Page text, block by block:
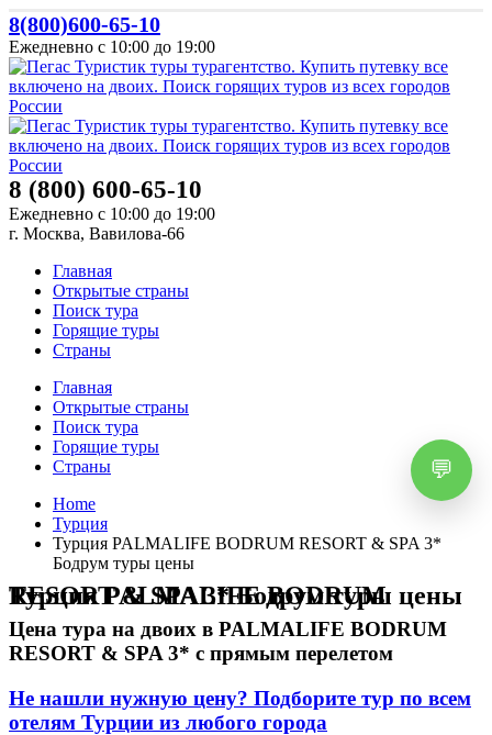
8(800)600-65-10
Ежедневно с 10:00 до 19:00
8 (800) 600-65-10
Ежедневно с 10:00 до 19:00
г. Москва, Вавилова-66
Главная
Открытые страны
Поиск тура
Горящие туры
Страны
Главная
Открытые страны
Поиск тура
Горящие туры
Страны
Home
Турция
Турция PALMALIFE BODRUM RESORT & SPA 3*
Бодрум туры цены
Турция PALMALIFE BODRUM RESORT & SPA 3* Бодрум туры цены
Цена тура на двоих в PALMALIFE BODRUM
RESORT & SPA 3* с прямым перелетом
Не нашли нужную цену? Подборите тур по всем
отелям Турции из любого города